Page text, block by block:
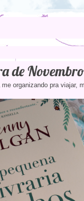
de Novembro
organizando pra viajar,